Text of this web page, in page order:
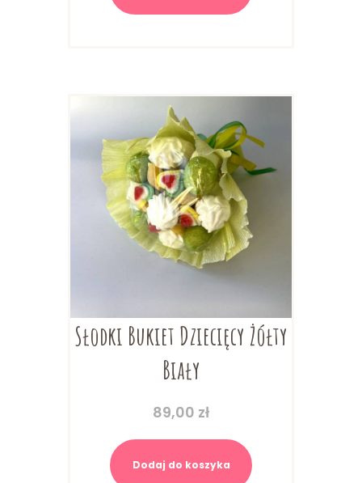
Słodki Bukiet Dziecięcy Żółty
Biały
89,00 zł
Dodaj do koszyka